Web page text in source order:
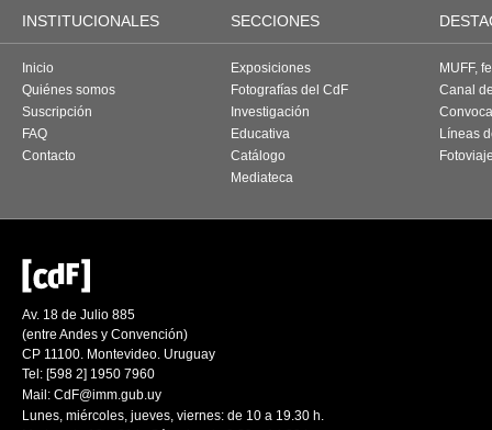
INSTITUCIONALES SECCIONES
Inicio
Quiénes somos
Suscripción
FAQ
Contacto
Exposiciones
Fotografías del CdF
Investigación
Educativa
Catálogo
Mediateca
MUFF,
Canal
Líneas
Av. 18 de Julio 885
(entre Andes y Convención)
CP 11100. Montevideo. Uruguay
Tel: [598 2] 1950 7960
Mail: CdF@imm.gub.uy
Lunes, miércoles, jueves, viernes: de 10 a 19.30 h.